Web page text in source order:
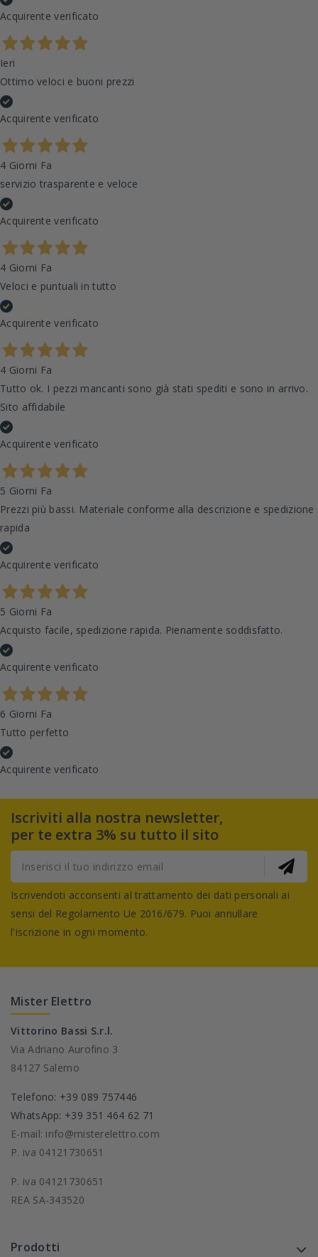
Acquirente verificato
Ieri
Ottimo veloci e buoni prezzi
Acquirente verificato
4 Giorni Fa
servizio trasparente e veloce
Acquirente verificato
4 Giorni Fa
Veloci e puntuali in tutto
Acquirente verificato
4 Giorni Fa
Tutto ok. I pezzi mancanti sono già stati spediti e sono in arrivo.
Sito affidabile
Acquirente verificato
5 Giorni Fa
Prezzi più bassi. Materiale conforme alla descrizione e spedizione
rapida
Acquirente verificato
5 Giorni Fa
Acquisto facile, spedizione rapida. Pienamente soddisfatto.
Acquirente verificato
6 Giorni Fa
Tutto perfetto
Acquirente verificato
Iscriviti alla nostra newsletter,
per te extra 3% su tutto il sito
Iscrivendoti acconsenti al trattamento dei dati personali ai
sensi del Regolamento Ue 2016/679. Puoi annullare
l'iscrizione in ogni momento.
Mister Elettro
Vittorino Bassi S.r.l.
Via Adriano Aurofino 3
84127 Salerno
Telefono: +39 089 757446
WhatsApp: +39 351 464 62 71
E-mail: info@misterelettro.com
P. iva 04121730651
P. iva 04121730651
REA SA-343520
Prodotti